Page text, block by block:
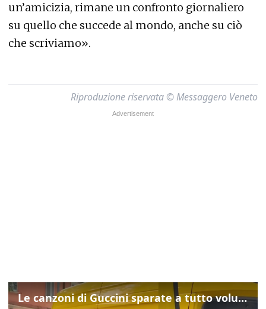
un’amicizia, rimane un confronto giornaliero
su quello che succede al mondo, anche su ciò
che scriviamo».
Riproduzione riservata © Messaggero Veneto
Le canzoni di Guccini sparate a tutto volume nella strada dove abitava